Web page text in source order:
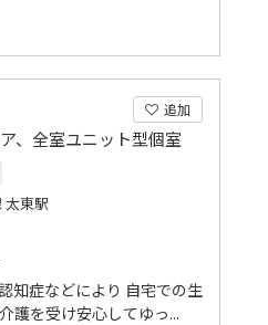
追加
、全室ユニット型個室
東駅
知症などにより 自宅での生
護を受け安心してゆっ...